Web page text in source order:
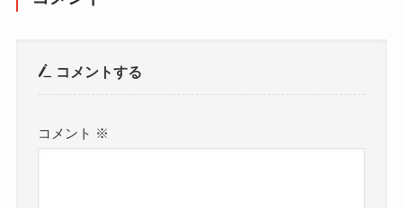
コメントする
コメント ※